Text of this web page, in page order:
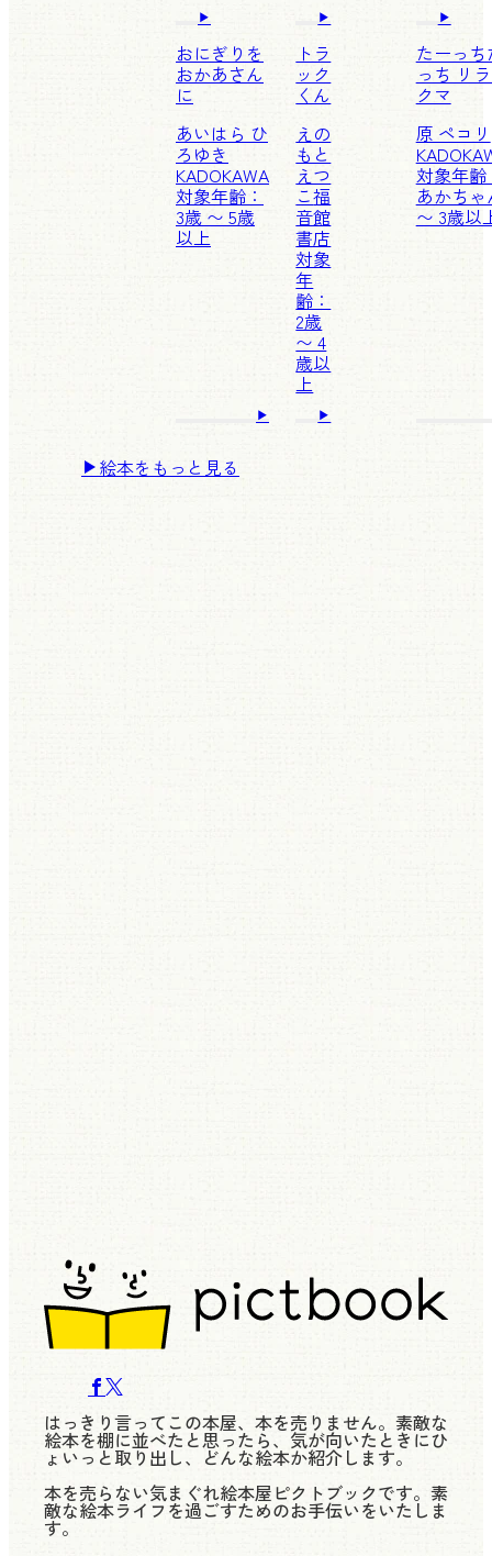
おにぎりを
おかあさん
に
あいはら ひ
ろゆき
KADOKAWA
対象年齢：
3歳 〜 5歳
以上
トラ
ック
くん
えの
もと
えつ
こ福
音館
書店
対象
年
齢：
2歳
〜 4
歳以
上
たーっち
っち リ
クマ
原 ペコリ
対象年齢
あかちゃ
〜 3歳以
絵本をもっと見る
はっきり言ってこの本屋、本を売りません。素敵な
絵本を棚に並べたと思ったら、気が向いたときにひ
ょいっと取り出し、どんな絵本か紹介します。
本を売らない気まぐれ絵本屋ピクトブックです。素
敵な絵本ライフを過ごすためのお手伝いをいたしま
す。